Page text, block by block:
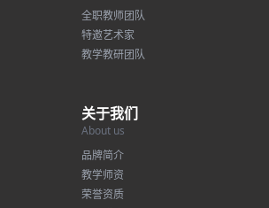
全职教师团队
特邀艺术家
教学教研团队
关于我们
About us
品牌简介
教学师资
荣誉资质